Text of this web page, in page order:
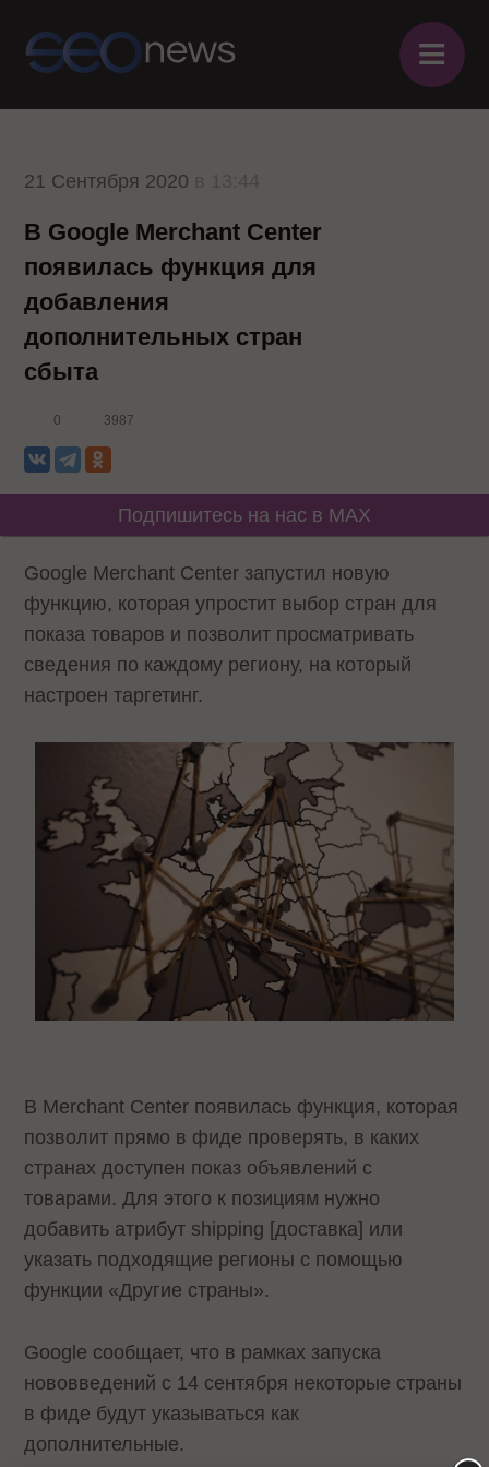
≡
21 Сентября 2020
В Google Merchant Center
появилась функция для
добавления
дополнительных стран
сбыта
0 3987
Подпишитесь на нас в MAX
Google Merchant Center запустил новую
функцию, которая упростит выбор стран для
показа товаров и позволит просматривать
сведения по каждому региону, на который
настроен таргетинг.
В Merchant Center появилась функция, которая
позволит прямо в фиде проверять, в каких
странах доступен показ объявлений с
товарами. Для этого к позициям нужно
добавить атрибут shipping [доставка] или
указать подходящие регионы с помощью
функции «Другие страны».
Google сообщает, что в рамках запуска
нововведений с 14 сентября некоторые страны
в фиде будут указываться как
дополнительные.